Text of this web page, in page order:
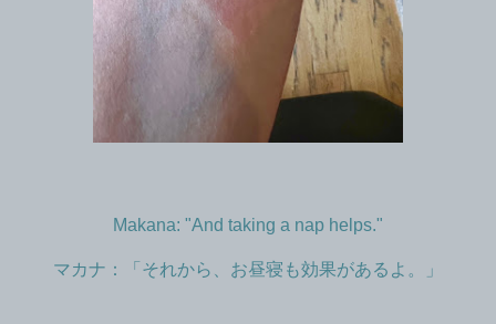
Makana: "And taking a nap helps."
マカナ：「それから、お昼寝も効果があるよ。」